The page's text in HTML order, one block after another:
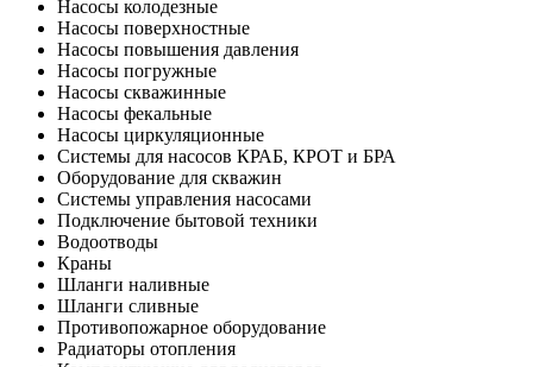
Насосы колодезные
Насосы поверхностные
Насосы повышения давления
Насосы погружные
Насосы скважинные
Насосы фекальные
Насосы циркуляционные
Системы для насосов КРАБ, КРОТ и БРА
Оборудование для скважин
Системы управления насосами
Подключение бытовой техники
Водоотводы
Краны
Шланги наливные
Шланги сливные
Противопожарное оборудование
Радиаторы отопления